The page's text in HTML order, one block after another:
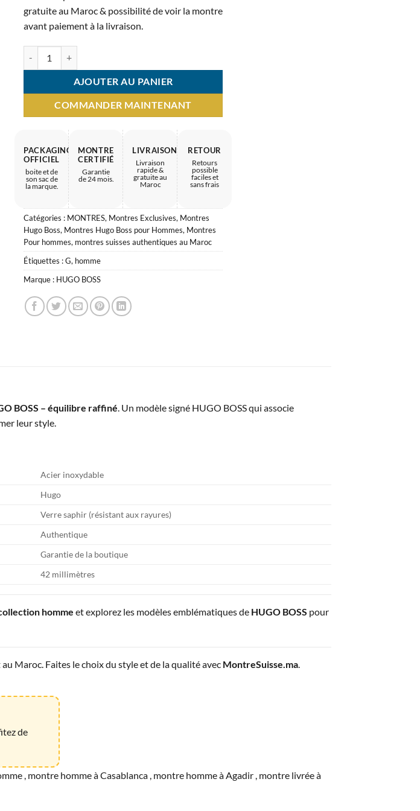
gratuite au Maroc & possibilité de voir la montre
avant paiement à la livraison.
AJOUTER AU PANIER
COMMANDER MAINTENANT
PACKAGING
OFFICIEL
boite et de
son sac de
la marque.
MONTRE
CERTIFIÉ
Garantie
de 24 mois.
LIVRAISON
Livraison
rapide &
gratuite au
Maroc
RETOUR
Retours
possible
faciles et
sans frais
Catégories : MONTRES, Montres Exclusives, Montres
Hugo Boss, Montres Hugo Boss pour Hommes, Montres
Pour hommes, montres suisses authentiques au Maroc
Étiquettes :G, homme
Marque : HUGO BOSS
BOSS – équilibre raffiné. Un modèle signé HUGO BOSS qui associe
leur style.
Acier inoxydable
Hugo
Verre saphir (résistant aux rayures)
Authentique
Garantie de la boutique
42 millimètres
homme et explorez les modèles emblématiques de HUGO BOSS pour
Maroc. Faites le choix du style et de la qualité avec MontreSuisse.ma.
de
, montre homme à Casablanca , montre homme à Agadir , montre livrée à